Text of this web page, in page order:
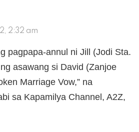
2:32 am
pagpapa-annul ni Jill (Jodi Sta.
asawang si David (Zanjoe
Marriage Vow,” na
sa Kapamilya Channel, A2Z,